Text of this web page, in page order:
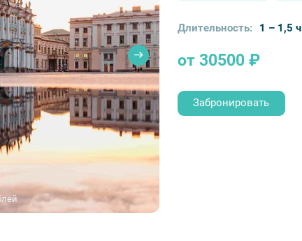
от 30500 ₽
Длительность: 1 – 1,5 ч
Забронировать